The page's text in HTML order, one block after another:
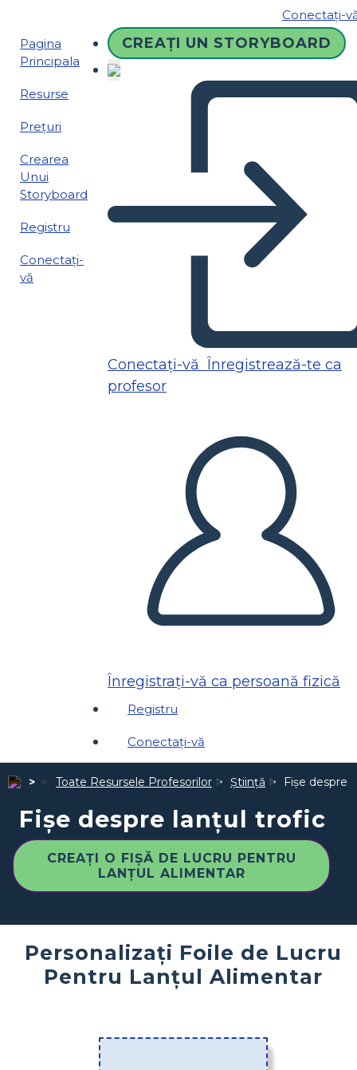
Conectați-
Pagina
Principala
Resurse
Prețuri
Crearea
Unui
Storyboard
Registru
Conectați-
vă
CREAȚI UN STORYBOARD
Conectați-vă Înregistrează-te ca
profesor
Înregistrați-vă ca persoană fizică
Registru
Conectați-vă
Toate Resursele Profesorilor Ştiinţă Fișe despre
Fișe despre lanțul trofic
CREAȚI O FIȘĂ DE LUCRU PENTRU
LANȚUL ALIMENTAR
Personalizați Foile de Lucru
Pentru Lanțul Alimentar